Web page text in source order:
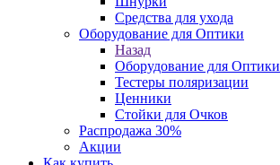
Средства для ухода
Оборудование для Оптики
Назад
Оборудование для Оптики
Тестеры поляризации
Ценники
Стойки для Очков
Распродажа 30%
Акции